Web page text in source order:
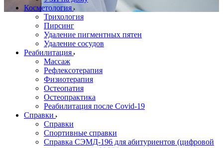
Косметология
Трихология
Пирсинг
Удаление пигментных пятен
Удаление сосудов
Реабилитация
Массаж
Рефлексотерапия
Физиотерапия
Остеопатия
Остеопрактика
Реабилитация после Covid-19
Справки
Справки
Спортивные справки
Справка СЭМД‑196 для абитуриентов (цифровой